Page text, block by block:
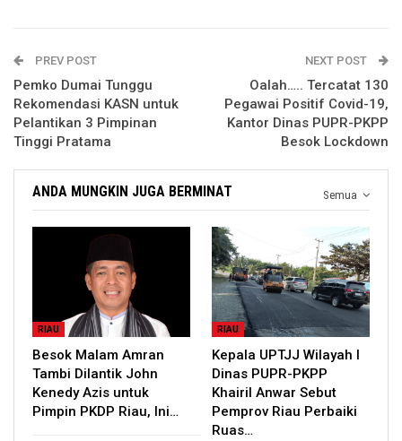
PREV POST
Pemko Dumai Tunggu
Rekomendasi KASN untuk
Pelantikan 3 Pimpinan
Tinggi Pratama
NEXT POST
Oalah….. Tercatat 130
Pegawai Positif Covid-19,
Kantor Dinas PUPR-PKPP
Besok Lockdown
Semua
ANDA MUNGKIN JUGA BERMINAT
RIAU
Besok Malam Amran
Tambi Dilantik John
Kenedy Azis untuk
Pimpin PKDP Riau, Ini…
RIAU
Kepala UPTJJ Wilayah I
Dinas PUPR-PKPP
Khairil Anwar Sebut
Pemprov Riau Perbaiki
Ruas…